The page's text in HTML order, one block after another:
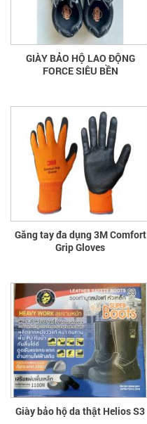
GIÀY BẢO HỘ LAO ĐỘNG
FORCE SIÊU BỀN
Găng tay đa dụng 3M Comfort
Grip Gloves
Giày bảo hộ da thật Helios S3